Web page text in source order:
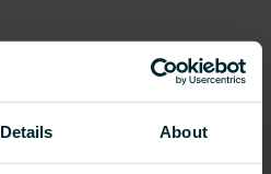
Details About